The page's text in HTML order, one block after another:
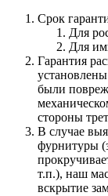
Срок
Для
Для
Гарантия
были
стороны
В случае
фурнитуры
т.п.), наш
вскрытие